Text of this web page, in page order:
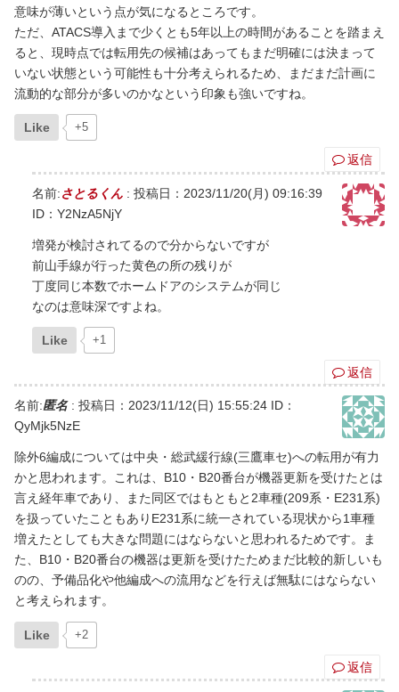
意味が薄いという点が気になるところです。
ただ、ATACS導入まで少くとも5年以上の時間があることを踏まえ
ると、現時点では転用先の候補はあってもまだ明確には決まって
いない状態という可能性も十分考えられるため、まだまだ計画に
流動的な部分が多いのかなという印象も強いですね。
Like +5
返信
名前:さとるくん : 投稿日：2023/11/20(月) 09:16:39
ID：Y2NzA5NjY
増発が検討されてるので分からないですが
前山手線が行った黄色の所の残りが
丁度同じ本数でホームドアのシステムが同じ
なのは意味深ですよね。
Like +1
返信
名前:匿名: 投稿日：2023/11/12(日) 15:55:24 ID：
QyMjk5NzE
除外6編成については中央・総武緩行線(三鷹車セ)への転用が有力
かと思われます。これは、B10・B20番台が機器更新を受けたとは
言え経年車であり、また同区ではもともと2車種(209系・E231系)
を扱っていたこともありE231系に統一されている現状から1車種
増えたとしても大きな問題にはならないと思われるためです。ま
た、B10・B20番台の機器は更新を受けたためまだ比較的新しいも
のの、予備品化や他編成への流用などを行えば無駄にはならない
と考えられます。
Like +2
返信